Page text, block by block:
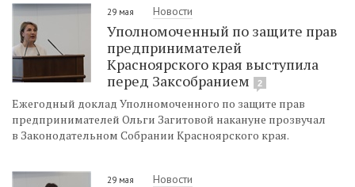
29 мая Новости
Уполномоченный по защите прав
предпринимателей
Красноярского края выступила
перед Заксобранием
2
Ежегодный доклад Уполномоченного по защите прав
предпринимателей Ольги Загитовой накануне прозвучал
в Законодательном Собрании Красноярского края.
29 мая Новости